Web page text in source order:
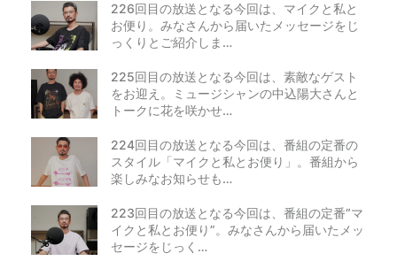
226回目の放送となる今回は、マイクと私と
お便り。みなさんから届いたメッセージをじ
っくりとご紹介しま…
225回目の放送となる今回は、素敵なゲスト
をお迎え。ミュージシャンの中込陽大さんと
トークに花を咲かせ…
224回目の放送となる今回は、番組の定番の
スタイル「マイクと私とお便り」。番組から
楽しみなお知らせも…
223回目の放送となる今回は、番組の定番“マ
イクと私とお便り”。みなさんから届いたメッ
セージをじっく…